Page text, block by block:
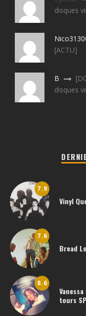
disques
[ACTU]
B
disques
7.9
Vinyl
7.6
Bread
8.6
tours